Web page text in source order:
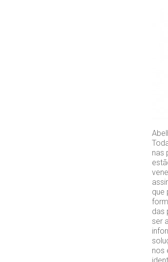
nas
que
das
ser
nos